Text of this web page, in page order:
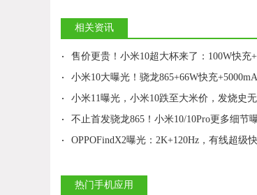
相关资讯
· 售价更贵！小米10超大杯来了：100W快充
· 小米10大曝光！骁龙865+66W快充
· 小米11曝光，小米10跌至大米价，发烧史
· 不止首发骁龙865！小米10/10Pro更多细节曝光：
· OPPOFindX2曝光：2K+120Hz，有线超级
热门手机应用